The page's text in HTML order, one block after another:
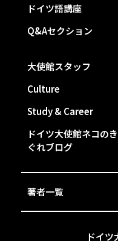
ドイ
ドイツ語講座
Q&Aセクション
大使館スタッフ
Culture
Study & Career
ドイツ大使館ネコの
ぐれブログ
著者一覧